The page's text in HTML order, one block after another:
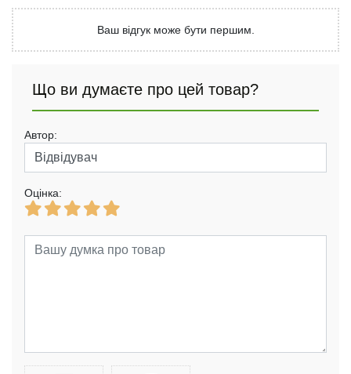
Ваш відгук може бути першим.
Що ви думаєте про цей товар?
Автор:
Оцінка: